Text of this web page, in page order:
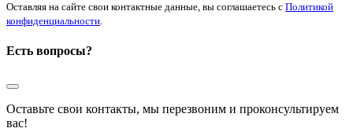
Оставляя на сайте свои контактные данные, вы соглашаетесь с Политикой
конфиденциальности.
Есть вопросы?
Оставьте свои контакты, мы перезвоним и проконсультируем
вас!